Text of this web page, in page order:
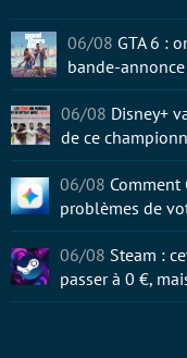
06/08 GTA 6 :
bande-annonce
06/08 Disney+
de ce
06/08 Comment
problèmes de
06/08 Steam :
passer à 0 €,